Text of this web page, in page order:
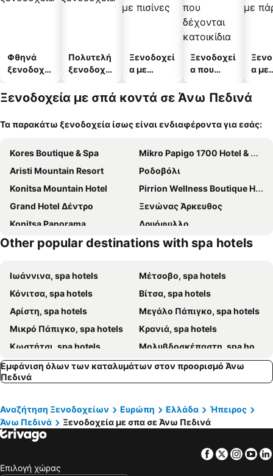
Φθηνά
ξενοδοχεί
Πολυτελή
ξενοδοχεί
Ξενοδοχεί
α με
Ξενοδοχεί
α που
κατοικίδι
α με
Ξενοδοχεία με σπά κοντά σε Άνω Πεδινά
Τα παρακάτω ξενοδοχεία ίσως είναι ενδιαφέροντα για εσάς:
Kores Boutique & Spa
Mikro Papigo 1700 Hotel & Spa
Aristi Mountain Resort
Ροδοβόλι
Konitsa Mountain Hotel
Pirrion Wellness Boutique Hotel
Grand Hotel Δέντρο
Ξενώνας Άρκευθος
Konitsa Panorama
Δρυόφυλλο
Mount Grace Suites&spa Ioannina
'Απειρος Χώρα
Other popular destinations with spa hotels
Ιωάννινα, spa hotels
Μέτσοβο, spa hotels
Κόνιτσα, spa hotels
Βίτσα, spa hotels
Αρίστη, spa hotels
Μεγάλο Πάπιγκο, spa hotels
Μικρό Πάπιγκο, spa hotels
Κρανιά, spa hotels
Κωστήτσι, spa hotels
Μολυβδοσκέπαστη, spa hotels
Κήποι, spa hotels
Ελάτη, spa hotels
Përmet, spa hotels
Τσεπέλοβο, spa hotels
Κλήμα, spa hotels
Καλαρρύτες, spa hotels
Εμφάνιση όλων των καταλυμάτων στον προορισμό Άνω
Πεδινά
Αναζήτηση Ξενοδοχείων Ευρώπη Ελλάδα
Ήπειρος
Άνω Πεδινά
Ξενοδοχεία με σπα σε Άνω Πεδινά
Facebook
Twitter
Επιλογή χώρας